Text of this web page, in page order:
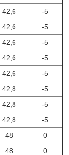
42,6
-5
42,6
-5
42,6
-5
42,6
-5
42,6 -5
42,8
-5
42,8
-5
42,8 -5
48
0
48
0